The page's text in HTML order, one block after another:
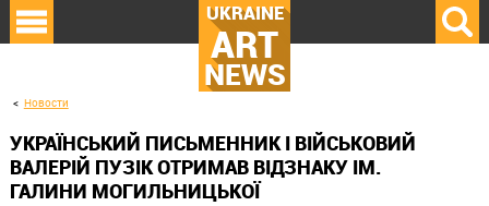
UKRAINE
ART
NEWS
Новости
УКРАЇНСЬКИЙ ПИСЬМЕННИК І ВІЙСЬКОВИЙ
ВАЛЕРІЙ ПУЗІК ОТРИМАВ ВІДЗНАКУ ІМ.
ГАЛИНИ МОГИЛЬНИЦЬКОЇ